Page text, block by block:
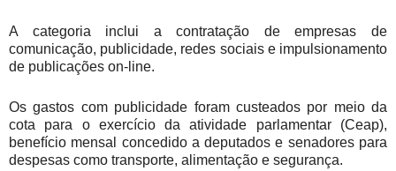
A categoria inclui a contratação de empresas de
comunicação, publicidade, redes sociais e impulsionamento
de publicações on-line.
Os gastos com publicidade foram custeados por meio da
cota para o exercício da atividade parlamentar (Ceap),
benefício mensal concedido a deputados e senadores para
despesas como transporte, alimentação e segurança.